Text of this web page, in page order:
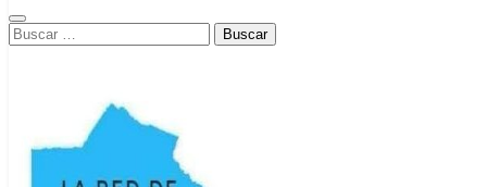
Buscar: